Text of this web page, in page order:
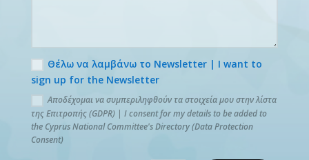
Θέλω να λαμβάνω το Newsletter | I want to
sign up for the Newsletter
Αποδέχομαι να συμπεριληφθούν τα στοιχεία μου στην λίστα
της Επιτροπής (GDPR) | I consent for my details to be added to
the Cyprus National Committee's Directory (Data Protection
Consent)